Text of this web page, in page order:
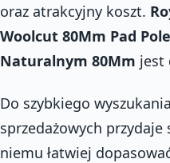
oraz atrakcyjny koszt.
Woolcut 80Mm Pad
Naturalnym 80Mm jest
Do szybkiego
sprzedażowych przydaje
niemu łatwiej